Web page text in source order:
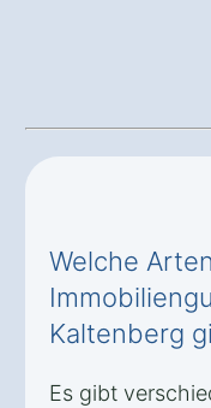
Welche
Kaltenberg
Es gibt